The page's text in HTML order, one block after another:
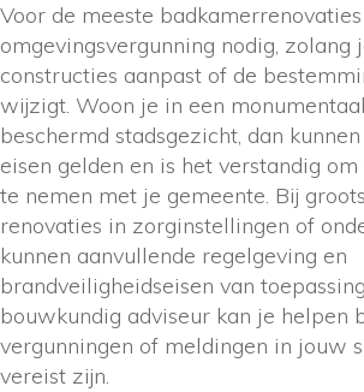
Voor de meeste
omgevingsvergunning nodig, zolang
constructies aanpast of de
wijzigt. Woon je in een
beschermd stadsgezicht, dan
eisen gelden en is het verstandig
te nemen met je gemeente. Bij
renovaties in zorginstellingen of
kunnen aanvullende regelgeving en
brandveiligheidseisen van
bouwkundig adviseur kan je helpen
vergunningen of meldingen in jouw
vereist zijn.